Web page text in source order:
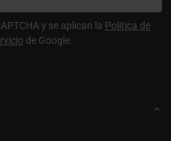
y se aplican la Política de
de Google.